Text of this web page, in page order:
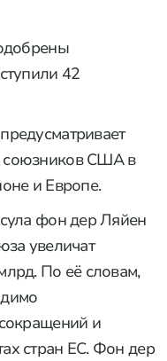
42
союзников США в
и Европе.
фон дер Ляйен
увеличат
По её словам,
и
стран ЕС. Фон дер